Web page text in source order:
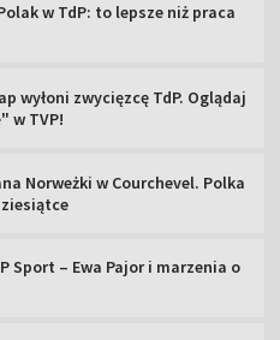
w TdP: to lepsze niż praca
wyłoni zwycięzcę TdP. Oglądaj
w TVP!
Norweżki w Courchevel. Polka
Sport – Ewa Pajor i marzenia o